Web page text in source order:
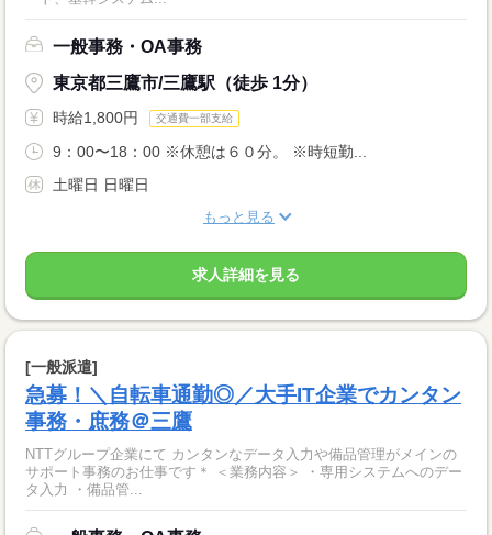
一般事務・OA事務
東京都三鷹市/三鷹駅（徒歩 1分）
時給1,800円 交通費一部支給
9：00〜18：00 ※休憩は６０分。 ※時短勤...
土曜日 日曜日
もっと見る
求人詳細を見る
[一般派遣]
急募！＼自転車通勤◎／大手IT企業でカンタン
事務・庶務＠三鷹
NTTグループ企業にて カンタンなデータ入力や備品管理がメインの
サポート事務のお仕事です＊ ＜業務内容＞ ・専用システムへのデー
タ入力 ・備品管...